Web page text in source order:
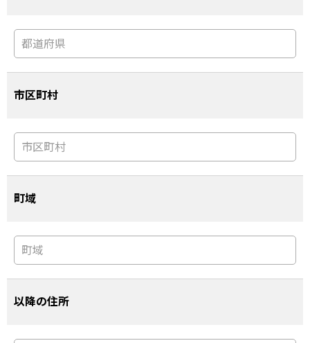
市区町村
町域
以降の住所